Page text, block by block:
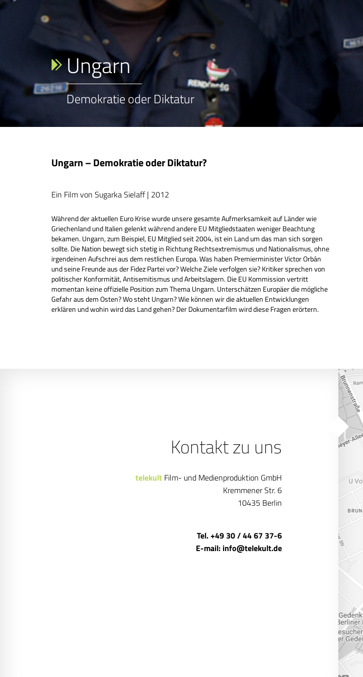
Ungarn
Demokratie oder Diktatur
Ungarn – Demokratie oder Diktatur?
Ein Film von Sugarka Sielaff | 2012
Während der aktuellen Euro Krise wurde unsere gesamte Aufmerksamkeit auf Länder wie
Griechenland und Italien gelenkt während andere EU Mitgliedstaaten weniger Beachtung
bekamen. Ungarn, zum Beispiel, EU Mitglied seit 2004, ist ein Land um das man sich sorgen
sollte. Die Nation bewegt sich stetig in Richtung Rechtsextremismus und Nationalismus, ohne
irgendeinen Aufschrei aus dem restlichen Europa. Was haben Premierminister Victor Orbán
und seine Freunde aus der Fidez Partei vor? Welche Ziele verfolgen sie? Kritiker sprechen von
politischer Konformität, Antisemitismus und Arbeitslagern. Die EU Kommission vertritt
momentan keine offizielle Position zum Thema Ungarn. Unterschätzen Europäer die mögliche
Gefahr aus dem Osten? Wo steht Ungarn? Wie können wir die aktuellen Entwicklungen
erklären und wohin wird das Land gehen? Der Dokumentarfilm wird diese Fragen erörtern.
Kontakt zu uns
telekultFilm- und Medienproduktion GmbH
Kremmener Str. 6
10435 Berlin
Tel. +49 30 / 44 67 37-6
E-mail: info@telekult.de